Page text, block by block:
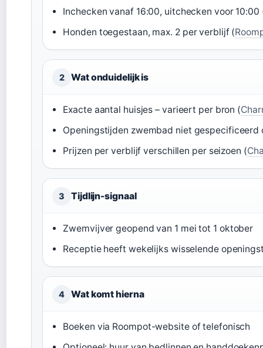
Inchecken vanaf 16:00, uitchecken voor 10:00
Honden toegestaan, max. 2 per verblijf (
2 Wat onduidelijk is
Exacte aantal huisjes – varieert per bron (
Openingstijden zwembad niet gespecificeerd
Prijzen per verblijf verschillen per seizoen (
3 Tijdlijn-signaal
Zwemvijver geopend van 1 mei tot 1 oktober
Receptie heeft wekelijks wisselende
4 Wat komt hierna
Boeken via Roompot-website of telefonisch